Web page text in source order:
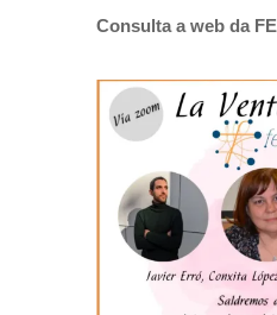
Consulta a web da